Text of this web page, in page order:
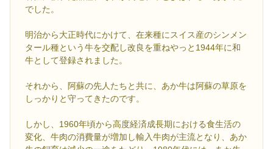
でした。
明治から大正時代にかけて、在来種にスイス産のシンメン
タール種という牛を交配し改良を重ねやっと1944年に和
牛として登録されました。
それから、阿蘇の先人たちと共に、あか牛は阿蘇の草原を
しっかりと守ってきたのです。
しかし、1960年頃から高度経済成長期における食生活の
変化、牛肉の消費量が増加し輸入牛肉が主流となり、あか